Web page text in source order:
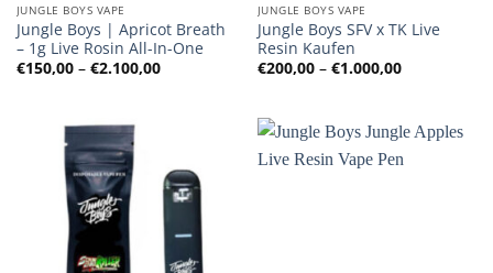
JUNGLE BOYS VAPE
Jungle Boys | Apricot Breath
– 1g Live Rosin All-In-One
€150,00 – €2.100,00Preisspanne:
€150,00
JUNGLE BOYS VAPE
Jungle Boys SFV x TK Live
Resin Kaufen
€200,00 – €1.000,00
€200,00